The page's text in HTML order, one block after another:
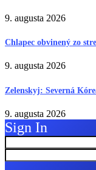
9. augusta 2026
Chlapec obvinený zo
9. augusta 2026
Zelenskyj: Severná
9. augusta 2026
Sign In